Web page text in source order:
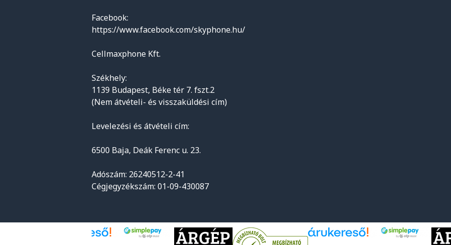
Facebook:
https://www.facebook.com/skyphone.hu/
Cellmaxphone Kft.
Székhely:
1139 Budapest, Béke tér 7. fszt.2
(Nem átvételi- és visszaküldési cím)
Levelezési és átvételi cím:
6500 Baja, Deák Ferenc u. 23.
Adószám: 26240512-2-41
Cégjegyzékszám: 01-09-430087